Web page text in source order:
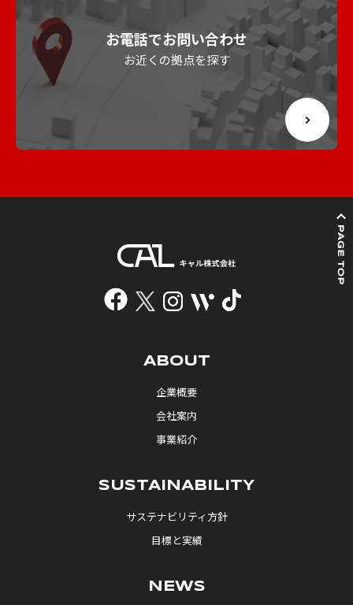
お電話でお問い合わせ
お近くの拠点を探す
ABOUT
企業概要
会社案内
事業紹介
SUSTAINABILITY
サステナビリティ方針
目標と実績
NEWS